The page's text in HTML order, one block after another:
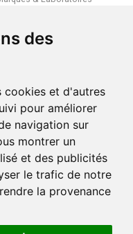
des
cookies et d'autres
pour améliorer
navigation sur
montrer un
et des publicités
le trafic de notre
la provenance
légales
personnelles
Livraison / Point retrait
en ligne et
votre commande
chez vous ou en
retrait
chez vous ou en